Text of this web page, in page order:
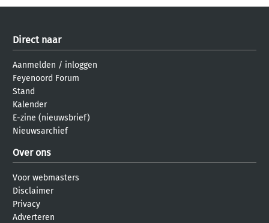
Direct naar
Aanmelden / inloggen
Feyenoord Forum
Stand
Kalender
E-zine (nieuwsbrief)
Nieuwsarchief
Over ons
Voor webmasters
Disclaimer
Privacy
Adverteren